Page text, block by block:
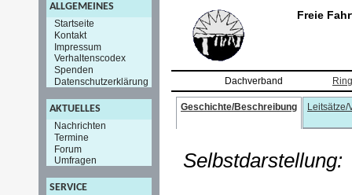
ALLGEMEINES
Startseite
Kontakt
Impressum
Verhaltenscodex
Spenden
Datenschutzerklärung
AKTUELLES
Nachrichten
Termine
Forum
Umfragen
SERVICE
Freie
Dachverband
Geschichte/Beschreibung Leitsätze/
Selbstdarstellung: